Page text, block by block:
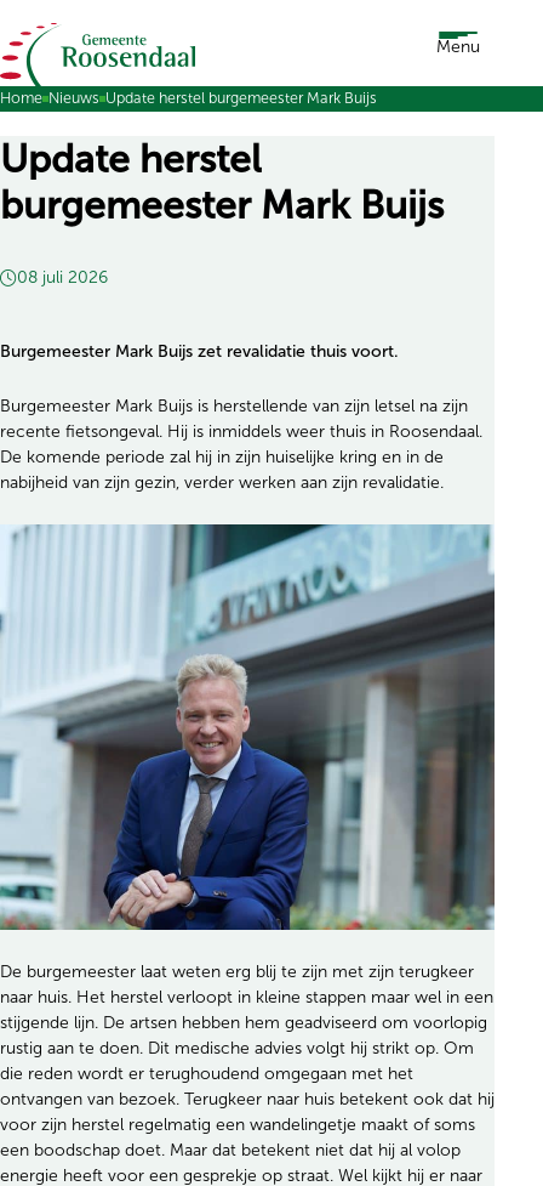
Ga naar de inhoud Menu
Home Nieuws Update herstel burgemeester Mark Buijs
Update herstel
burgemeester Mark Buijs
08 juli 2026
Burgemeester Mark Buijs zet revalidatie thuis voort.
Burgemeester Mark Buijs is herstellende van zijn letsel na zijn
recente fietsongeval. Hij is inmiddels weer thuis in Roosendaal.
De komende periode zal hij in zijn huiselijke kring en in de
nabijheid van zijn gezin, verder werken aan zijn revalidatie.
De burgemeester laat weten erg blij te zijn met zijn terugkeer
naar huis. Het herstel verloopt in kleine stappen maar wel in een
stijgende lijn. De artsen hebben hem geadviseerd om voorlopig
rustig aan te doen. Dit medische advies volgt hij strikt op. Om
die reden wordt er terughoudend omgegaan met het
ontvangen van bezoek. Terugkeer naar huis betekent ook dat hij
voor zijn herstel regelmatig een wandelingetje maakt of soms
een boodschap doet. Maar dat betekent niet dat hij al volop
energie heeft voor een gesprekje op straat. Wel kijkt hij er naar